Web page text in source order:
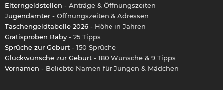
Elterngeldstellen - Anträge & Öffnungszeiten
Jugendämter - Öffnungszeiten & Adressen
Taschengeldtabelle 2026 - Höhe in Jahren
Gratisproben Baby - 25 Tipps
Sprüche zur Geburt - 150 Sprüche
Glückwünsche zur Geburt - 180 Wünsche & 9 Tipps
Vornamen - Beliebte Namen für Jungen & Mädchen